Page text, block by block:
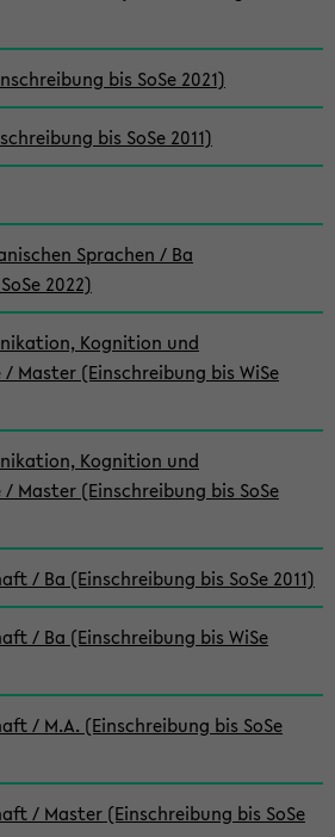
bis SoSe 2021)
bis SoSe 2011)
Sprachen / Ba
2022)
Kognition und
Master (Einschreibung bis WiSe
Kognition und
Master (Einschreibung bis SoSe
/ Ba (Einschreibung bis SoSe 2011)
/ Ba (Einschreibung bis WiSe
/ M.A. (Einschreibung bis SoSe
/ Master (Einschreibung bis SoSe